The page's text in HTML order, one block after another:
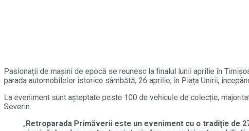
Pasionații de mașini de epocă se reunesc la finalul lunii aprilie în
parada automobilelor istorice sâmbătă, 26 aprilie, în Piața Unirii,
La eveniment sunt așteptate peste 100 de vehicule de colecție,
Severin.
„Retroparada Primăverii este un eveniment cu o tradiţie de